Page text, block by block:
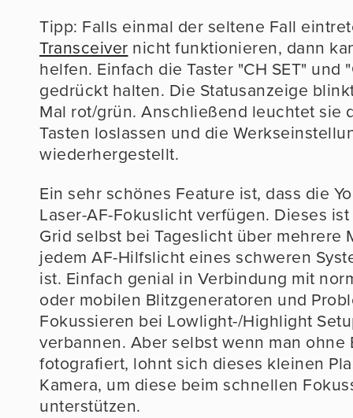
Tipp: Falls einmal der seltene Fall
Transceiver nicht funktionieren, dann
helfen. Einfach die Taster "CH SET" und
gedrückt halten. Die Statusanzeige
Mal rot/grün. Anschließend leuchtet sie
Tasten loslassen und die
wiederhergestellt.
Ein sehr schönes Feature ist, dass die
Laser-AF-Fokuslicht verfügen. Dieses
Grid selbst bei Tageslicht über mehrere
jedem AF-Hilfslicht eines schweren
ist. Einfach genial in Verbindung mit
oder mobilen Blitzgeneratoren und
Fokussieren bei Lowlight-/Highlight
verbannen. Aber selbst wenn man ohne
fotografiert, lohnt sich dieses kleinen
Kamera, um diese beim schnellen
unterstützen.